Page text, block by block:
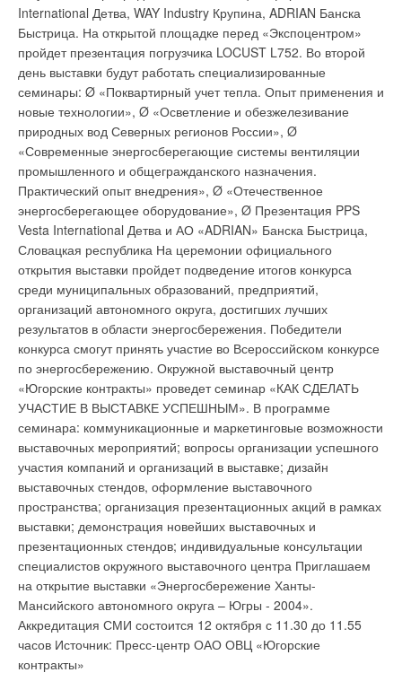
International Детва, WAY Industry Крупина, ADRIAN Банска
Быстрица. На открытой площадке перед «Экспоцентром»
пройдет презентация погрузчика LOCUST L752. Во второй
день выставки будут работать специализированные
семинары: Ø «Поквартирный учет тепла. Опыт применения и
новые технологии», Ø «Осветление и обезжелезивание
природных вод Северных регионов России», Ø
«Современные энергосберегающие системы вентиляции
промышленного и общегражданского назначения.
Практический опыт внедрения», Ø «Отечественное
энергосберегающее оборудование», Ø Презентация PPS
Vesta International Детва и АО «ADRIAN» Банска Быстрица,
Словацкая республика На церемонии официального
открытия выставки пройдет подведение итогов конкурса
среди муниципальных образований, предприятий,
организаций автономного округа, достигших лучших
результатов в области энергосбережения. Победители
конкурса смогут принять участие во Всероссийском конкурсе
по энергосбережению. Окружной выставочный центр
«Югорские контракты» проведет семинар «КАК СДЕЛАТЬ
УЧАСТИЕ В ВЫСТАВКЕ УСПЕШНЫМ». В программе
семинара: коммуникационные и маркетинговые возможности
выставочных мероприятий; вопросы организации успешного
участия компаний и организаций в выставке; дизайн
выставочных стендов, оформление выставочного
пространства; организация презентационных акций в рамках
выставки; демонстрация новейших выставочных и
презентационных стендов; индивидуальные консультации
специалистов окружного выставочного центра Приглашаем
на открытие выставки «Энергосбережение Ханты-
Мансийского автономного округа – Югры - 2004».
Аккредитация СМИ состоится 12 октября с 11.30 до 11.55
часов Источник: Пресс-центр ОАО ОВЦ «Югорские
контракты»
последнее время, показали: водопоглощение ХРР в 42 раза
меньше водопоглощения такого аналога, как
экструдированный пенополистирол (материал, широко
используемый сегодня в теплоизоляционных ограждающих
конструкциях). Вследствие как собственно увлажнения, так и
замораживания-оттаивания теплоизоляция на основе
Structure's XPP способна сохранять 97% своей
термоизолирующей способности (что же касается ваты EPS,
то ее способность в данной области не превышает 36%).
Будучи на 30% более устойчивым к различного рода
воздействиям, чем вата EPS, Dow XPP STYROFOAM
сообщает Structure дополнительную жесткость и внешнюю
привлекательность. Гарантия качества Strusture
обеспечивается патентованной системой T3-Lok System,
разработанной специалистами компании Alcoa. Данная
система, делающая возможным уплотнение материала под
давлением, заставляет панели намертво смыкаться одна с
другой. Таким образом оказывается сопротивление ветру,
дующему со скоростью 160 км/час. Данная строительная
конструкция поставляется как в традиционном
шестидюймовом варианте (15 см), так и в виде более
широких семидюймовых (17,7 см) пластин. Наружная
отделка сайдинга предполагает традиционный рисунок
(имитация древесных колец). Кроме того, изделия могут
поставляться обширной гаммы цветов. В основе материала
более темных – формула GELOY, смолы высокого качества
от GE Plastics. Данная добавка обеспечивает более сильную
сопротивляемость ультрафиолетовому воздействию, что
также способствует снижению изнашиваемости покрытия.
Источник: Construction Press Service
Уведомления отключены